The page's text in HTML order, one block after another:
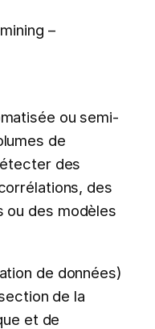
–
ou semi-
de
des
des
ou des modèles
de données)
de la
et de